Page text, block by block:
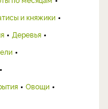
и княжики
Деревья
Овощи